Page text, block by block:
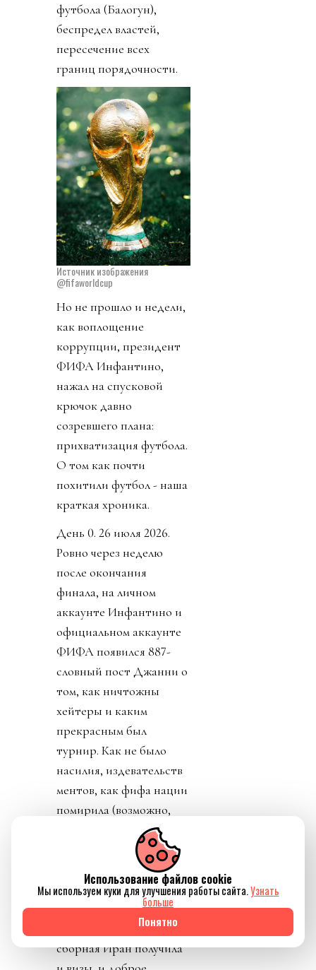
футбола (Балогун),
беспредел властей,
пересечение всех
границ порядочности.
Источник изображения
@fifaworldcup
Но не прошло и недели,
как воплощение
коррупции, президент
ФИФА Инфантино,
нажал на спусковой
крючок давно
созревшего плана:
прихватизация футбола.
О том как почти
похитили футбол - наша
краткая хроника.
День 0. 26 июля 2026.
Ровно через неделю
после окончания
финала, на личном
аккаунте Инфантино и
официальном аккаунте
ФИФА появился 887-
словный пост Джанни о
том, как ничтожны
хейтеры и каким
прекрасным был
турнир. Как не было
насилия, издевательств
ментов, как фифа нации
помирила (возможно,
Иран и США) и как
правительства, чтобы
все были рады и
счастливы (см.
«Газлайтинг»). Даже
сборная Иран получила
Использование файлов cookie
Мы используем куки для улучшения работы сайта.Узнать
больше
Понятно